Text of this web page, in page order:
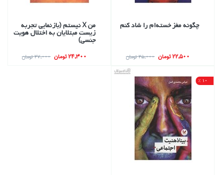
چگونه مغز خسته‌ام را شاد كنم
22,500 تومان 25,000 تومان
من X نيستم (بازنمايي تجربه
زيست مبتلايان به اختلال هويت
جنسي)
24,300 تومان
27,000 تومان
10 %